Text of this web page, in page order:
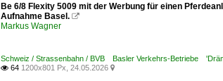
Be 6/8 Flexity 5009 mit der Werbung für einen
Aufnahme Basel. 
Markus Wagner
Schweiz / Strassenbahn / BVB Basler Verkehrs-Betriebe
 64 1200x801 Px, 24.05.2026 